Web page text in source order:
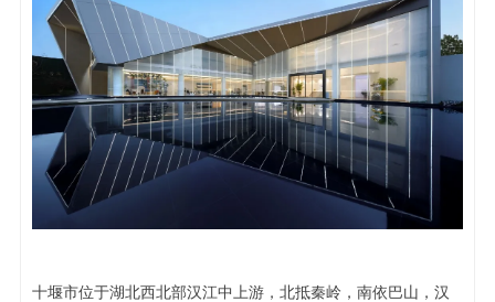
十堰市位于湖北西北部汉江中上游，北抵秦岭，南依巴山，汉